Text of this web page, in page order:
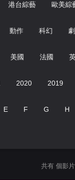
港台綜藝 歐美綜
動作 科幻
美國 法國
2020 2019
E F G H
共有 個影片